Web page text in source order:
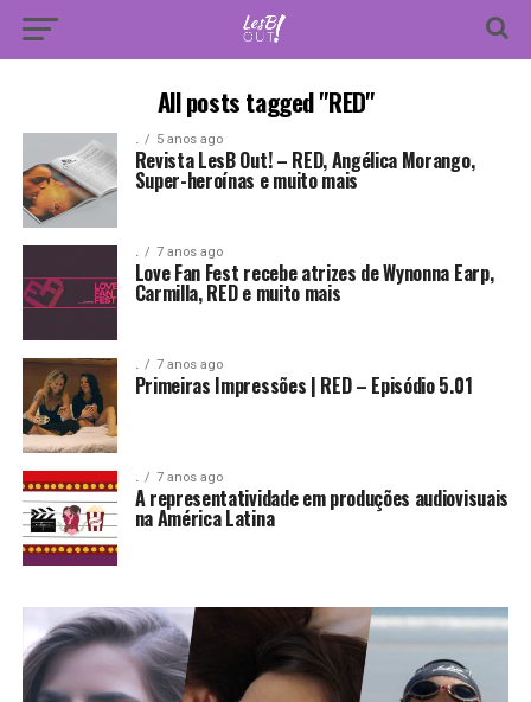
All posts tagged "RED"
. 5 anos ago
Revista LesB Out! – RED, Angélica Morango,
Super-heroínas e muito mais
. 7 anos ago
Love Fan Fest recebe atrizes de Wynonna Earp,
Carmilla, RED e muito mais
. 7 anos ago
Primeiras Impressões | RED – Episódio 5.01
. 7 anos ago
A representatividade em produções audiovisuais
na América Latina